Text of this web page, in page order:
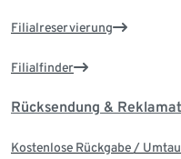
Filialreservierung
Filialfinder
Rücksendung &
Kostenlose Rückgabe /